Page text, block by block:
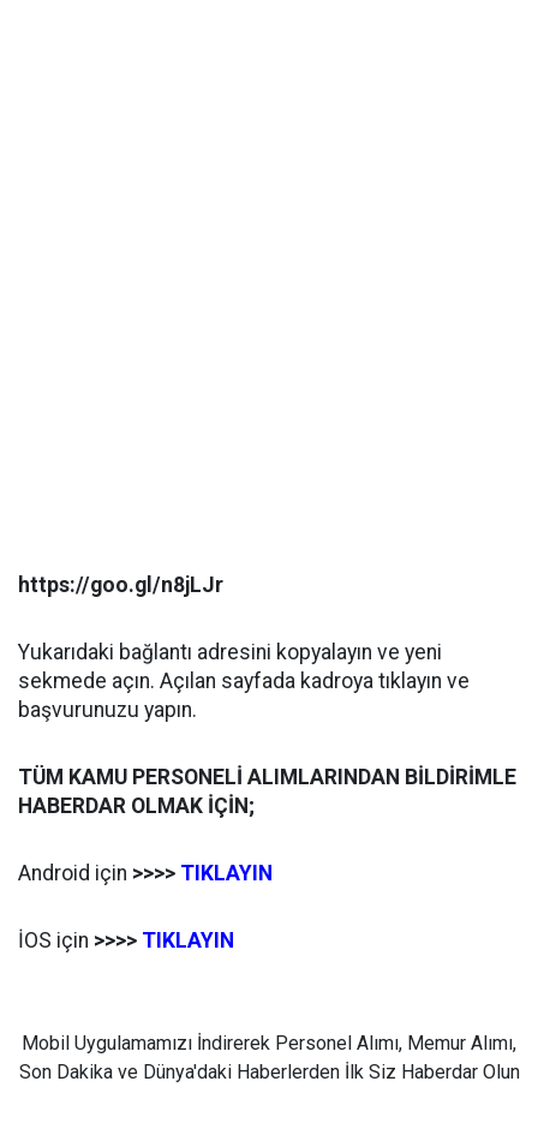
https://goo.gl/n8jLJr
Yukarıdaki bağlantı adresini kopyalayın ve yeni
sekmede açın. Açılan sayfada kadroya tıklayın ve
başvurunuzu yapın.
TÜM KAMU PERSONELİ ALIMLARINDAN BİLDİRİMLE
HABERDAR OLMAK İÇİN;
Android için >>>> TIKLAYIN
İOS için >>>> TIKLAYIN
Mobil Uygulamamızı İndirerek Personel Alımı, Memur Alımı,
Son Dakika ve Dünya'daki Haberlerden İlk Siz Haberdar Olun